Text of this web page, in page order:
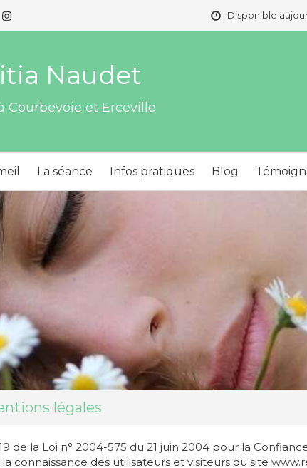
Disponible
Naudet
Courbevoie et Erceville
La séance Infos pratiques Blog
légales
de la Loi n° 2004-575 du 21 juin 2004 pour la
connaissance des utilisateurs et visiteurs du site